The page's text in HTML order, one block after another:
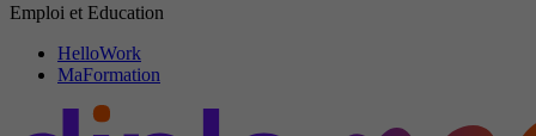
Emploi et Education
HelloWork
MaFormation